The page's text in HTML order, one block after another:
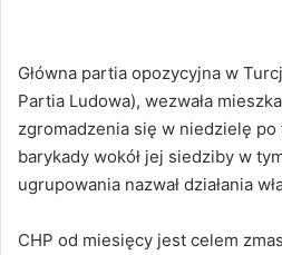
Główna partia opozycyjna w
Partia Ludowa), wezwała
zgromadzenia się w niedzielę po
barykady wokół jej siedziby w
ugrupowania nazwał działania
CHP od miesięcy jest celem